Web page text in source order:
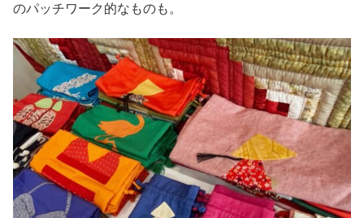
のパッチワーク的なものも。